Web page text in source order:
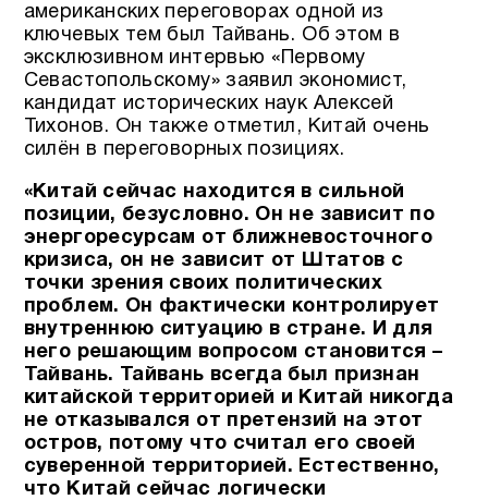
американских переговорах одной из
ключевых тем был Тайвань. Об этом в
эксклюзивном интервью «Первому
Севастопольскому» заявил экономист,
кандидат исторических наук Алексей
Тихонов. Он также отметил, Китай очень
силён в переговорных позициях.
«Китай сейчас находится в сильной
позиции, безусловно. Он не зависит по
энергоресурсам от ближневосточного
кризиса, он не зависит от Штатов с
точки зрения своих политических
проблем. Он фактически контролирует
внутреннюю ситуацию в стране. И для
него решающим вопросом становится –
Тайвань. Тайвань всегда был признан
китайской территорией и Китай никогда
не отказывался от претензий на этот
остров, потому что считал его своей
суверенной территорией. Естественно,
что Китай сейчас логически